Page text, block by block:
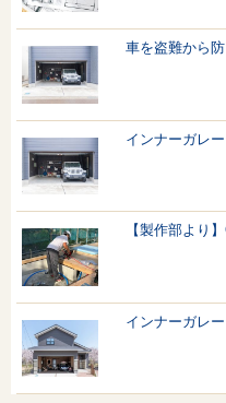
車を盗難から
インナーガレ
【製作部より
インナーガレ